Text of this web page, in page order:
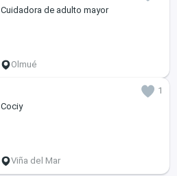
Cuidadora de adulto mayor
Olmué
1
Cociy
Viña del Mar